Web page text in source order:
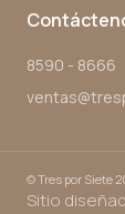
8590 - 8666
©Tres por Siete
Sitio